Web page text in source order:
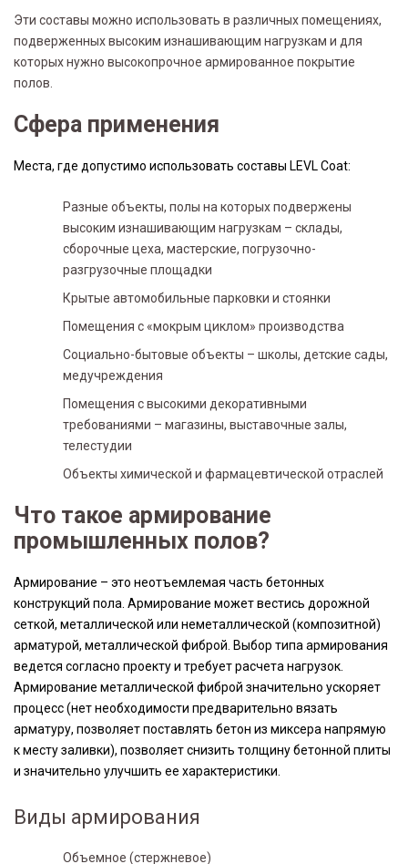
Эти составы можно использовать в различных помещениях,
подверженных высоким изнашивающим нагрузкам и для
которых нужно высокопрочное армированное покрытие
полов.
Сфера применения
Места, где допустимо использовать составы LEVL Coat:
Разные объекты, полы на которых подвержены
высоким изнашивающим нагрузкам – склады,
сборочные цеха, мастерские, погрузочно-
разгрузочные площадки
Крытые автомобильные парковки и стоянки
Помещения с «мокрым циклом» производства
Социально-бытовые объекты – школы, детские сады,
медучреждения
Помещения с высокими декоративными
требованиями – магазины, выставочные залы,
телестудии
Объекты химической и фармацевтической отраслей
Что такое армирование
промышленных полов?
Армирование – это неотъемлемая часть бетонных
конструкций пола. Армирование может вестись дорожной
сеткой, металлической или неметаллической (композитной)
арматурой, металлической фиброй. Выбор типа армирования
ведется согласно проекту и требует расчета нагрузок.
Армирование металлической фиброй значительно ускоряет
процесс (нет необходимости предварительно вязать
арматуру, позволяет поставлять бетон из миксера напрямую
к месту заливки), позволяет снизить толщину бетонной плиты
и значительно улучшить ее характеристики.
Виды армирования
Объемное (стержневое)